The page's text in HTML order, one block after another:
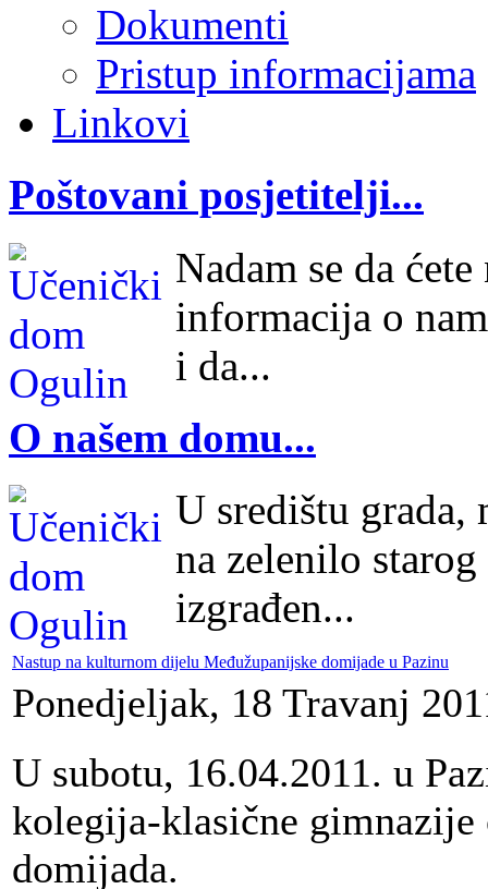
Dokumenti
Pristup informacijama
Linkovi
Poštovani posjetitelji...
Nadam se da
informacija o
i da...
O našem domu...
U središtu grada,
na zelenilo
izgrađen...
Nastup na kulturnom dijelu Međužupanijske domijade u Pazinu
Ponedjeljak, 18 Travanj
U subotu, 16.04.2011. u
kolegija-klasične gimnazije
domijada.